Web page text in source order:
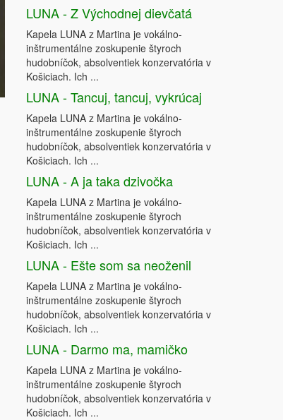
LUNA - Z Východnej dievčatá
Kapela LUNA z Martina je vokálno-
inštrumentálne zoskupenie štyroch
hudobníčok, absolventiek konzervatória v
Košiciach. Ich ...
LUNA - Tancuj, tancuj, vykrúcaj
Kapela LUNA z Martina je vokálno-
inštrumentálne zoskupenie štyroch
hudobníčok, absolventiek konzervatória v
Košiciach. Ich ...
LUNA - A ja taka dzivočka
Kapela LUNA z Martina je vokálno-
inštrumentálne zoskupenie štyroch
hudobníčok, absolventiek konzervatória v
Košiciach. Ich ...
LUNA - Ešte som sa neoženil
Kapela LUNA z Martina je vokálno-
inštrumentálne zoskupenie štyroch
hudobníčok, absolventiek konzervatória v
Košiciach. Ich ...
LUNA - Darmo ma, mamičko
Kapela LUNA z Martina je vokálno-
inštrumentálne zoskupenie štyroch
hudobníčok, absolventiek konzervatória v
Košiciach. Ich ...